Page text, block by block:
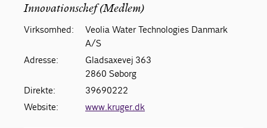
Innovationschef (Medlem)
Virksomhed:
Veolia Water Technologies Danmark
A/S
Adresse:
Gladsaxevej 363
2860 Søborg
Direkte:
39690222
Website:
www.kruger.dk